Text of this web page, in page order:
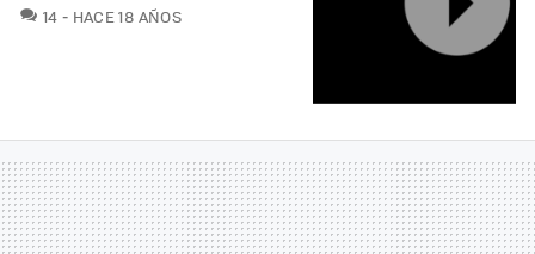
14 COMENTARIOS
HACE 18 AÑOS